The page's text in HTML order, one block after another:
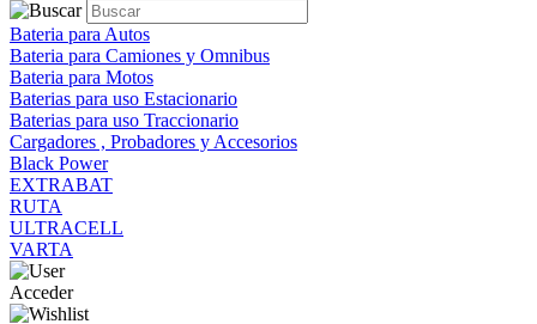
Bateria para Autos
Bateria para Camiones y Omnibus
Bateria para Motos
Baterias para uso Estacionario
Baterias para uso Traccionario
Cargadores , Probadores y Accesorios
Black Power
EXTRABAT
RUTA
ULTRACELL
VARTA
Acceder